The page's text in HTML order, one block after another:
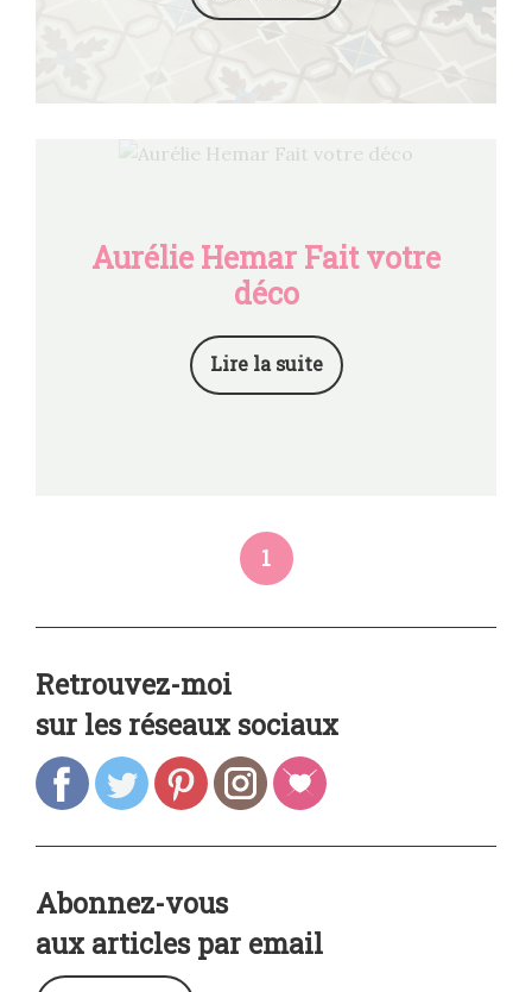
Aurélie Hemar Fait votre
déco
Lire la suite
1
Retrouvez-moi
sur les réseaux sociaux
Abonnez-vous
aux articles par email